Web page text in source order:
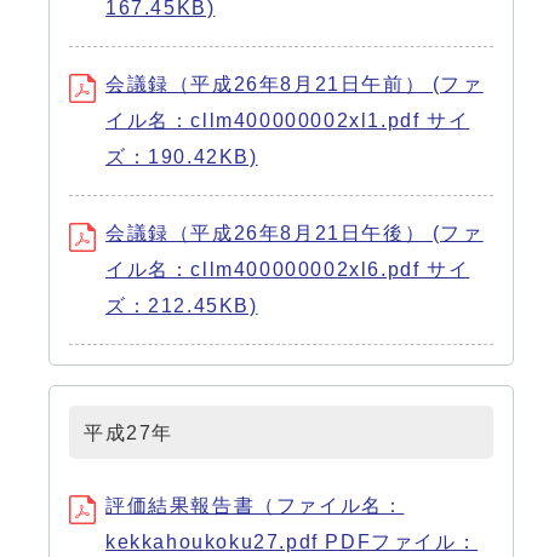
167.45KB)
会議録（平成26年8月21日午前） (ファ
イル名：cllm400000002xl1.pdf サイ
ズ：190.42KB)
会議録（平成26年8月21日午後） (ファ
イル名：cllm400000002xl6.pdf サイ
ズ：212.45KB)
平成27年
評価結果報告書（ファイル名：
kekkahoukoku27.pdf PDFファイル：